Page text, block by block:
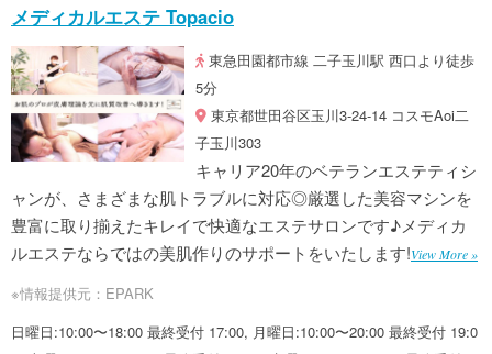
メディカルエステ Topacio
東急田園都市線 二子玉川駅 西口より徒歩
5分
東京都世田谷区玉川3-24-14 コスモAoi二
子玉川303
キャリア20年のベテランエステティシ
ャンが、さまざまな肌トラブルに対応◎厳選した美容マシンを
豊富に取り揃えたキレイで快適なエステサロンです♪メディカ
ルエステならではの美肌作りのサポートをいたします!View More »
※情報提供元：EPARK
日曜日:10:00〜18:00 最終受付 17:00, 月曜日:10:00〜20:00 最終受付 19:0